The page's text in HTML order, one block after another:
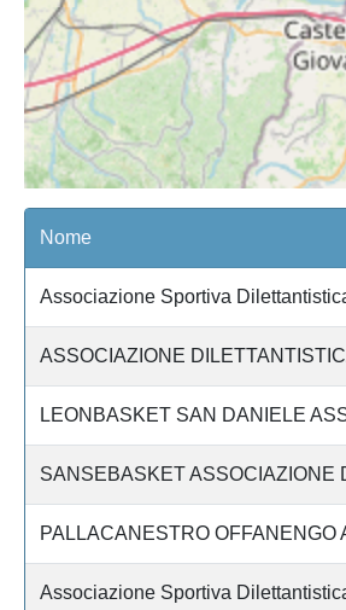
Nome
Associazione Sportiva
ASSOCIAZIONE
LEONBASKET SAN DANIELE
SANSEBASKET ASSOCIAZIONE
PALLACANESTRO
Associazione Sportiva